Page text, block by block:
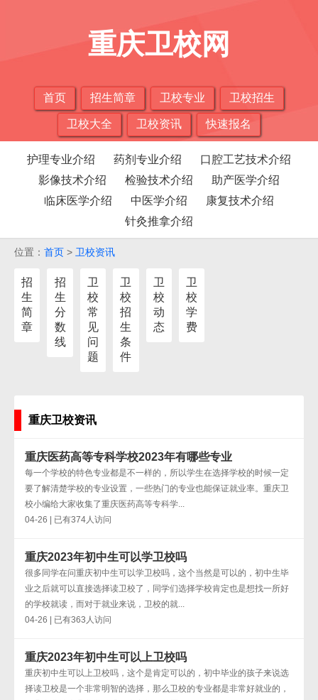
重庆卫校网
首页 招生简章 卫校专业 卫校招生
卫校大全 卫校资讯 快速报名
护理专业介绍 药剂专业介绍
口腔工艺技术介绍
影像技术介绍
检验技术介绍
助产医学介绍
临床医学介绍
中医学介绍
康复技术介绍
针灸推拿介绍
位置： 首页 > 卫校资讯
招
生
简
章
招
生
分
数
线
卫
校
常
见
问
题
卫
校
招
生
条
件
卫
校
动
态
卫
校
学
费
重庆卫校资讯
重庆医药高等专科学校2023年有哪些专业
每一个学校的特色专业都是不一样的，所以学生在选择学校的时候一定
要了解清楚学校的专业设置，一些热门的专业也能保证就业率。重庆卫
校小编给大家收集了重庆医药高等专科学...
04-26 | 已有374人访问
重庆2023年初中生可以学卫校吗
很多同学在问重庆初中生可以学卫校吗，这个当然是可以的，初中生毕
业之后就可以直接选择读卫校了，同学们选择学校肯定也是想找一所好
的学校就读，而对于就业来说，卫校的就...
04-26 | 已有363人访问
重庆2023年初中生可以上卫校吗
重庆初中生可以上卫校吗，这个是肯定可以的，初中毕业的孩子来说选
择读卫校是一个非常明智的选择，那么卫校的专业都是非常好就业的，